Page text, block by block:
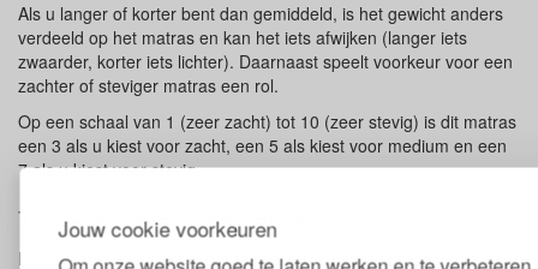
Jouw cookie voorkeuren
Als u langer of korter bent dan gemiddeld, is het gewicht anders
verdeeld op het matras en kan het iets afwijken (langer iets
zwaarder, korter iets lichter). Daarnaast speelt voorkeur voor een
zachter of steviger matras een rol.
Op een schaal van 1 (zeer zacht) tot 10 (zeer stevig) is dit matras
een 3 als u kiest voor zacht, een 5 als kiest voor medium en een
7 als u kiest voor stevig.
Tijk van biologisch katoen
De tijk van het matras is gemaakt van biologisch katoen en is